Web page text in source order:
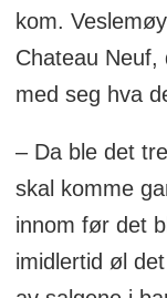
kom.
Chateau Neuf,
med seg hva
– Da ble det
skal komme
innom før det
imidlertid øl